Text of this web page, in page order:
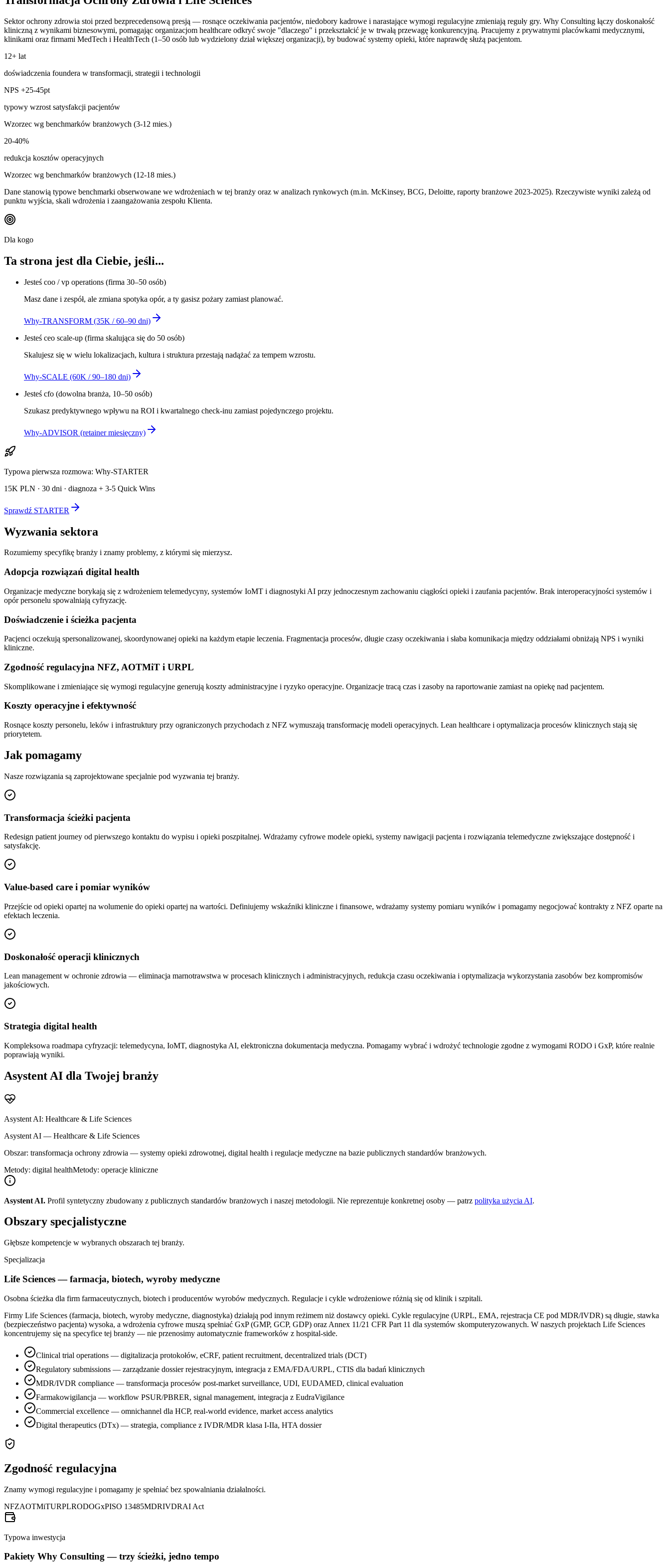
Sektor ochrony zdrowia stoi przed bezprecedensową presją — rosnące oczekiwania pacjentów, niedobory kadrowe i narastające wymogi regulacyjne zmieniają reguły gry. Why Consulting łączy doskonałość
kliniczną z wynikami biznesowymi, pomagając organizacjom healthcare odkryć swoje "dlaczego" i przekształcić je w trwałą przewagę konkurencyjną. Pracujemy z prywatnymi placówkami medycznymi,
klinikami oraz firmami MedTech i HealthTech (1–50 osób lub wydzielony dział większej organizacji), by budować systemy opieki, które naprawdę służą pacjentom.
12+ lat
doświadczenia foundera w transformacji, strategii i technologii
NPS +25-45pt
typowy wzrost satysfakcji pacjentów
Wzorzec wg benchmarków branżowych (3-12 mies.)
20-40%
redukcja kosztów operacyjnych
Wzorzec wg benchmarków branżowych (12-18 mies.)
Dane stanowią typowe benchmarki obserwowane we wdrożeniach w tej branży oraz w analizach rynkowych (m.in. McKinsey, BCG, Deloitte, raporty branżowe 2023-2025). Rzeczywiste wyniki zależą od
punktu wyjścia, skali wdrożenia i zaangażowania zespołu Klienta.
Dla kogo
Ta strona jest dla Ciebie, jeśli...
Jesteś coo / vp operations (firma 30–50 osób)
Masz dane i zespół, ale zmiana spotyka opór, a ty gasisz pożary zamiast planować.
Why-TRANSFORM (35K / 60–90 dni)
Jesteś ceo scale-up (firma skalująca się do 50 osób)
Skalujesz się w wielu lokalizacjach, kultura i struktura przestają nadążać za tempem wzrostu.
Why-SCALE (60K / 90–180 dni)
Jesteś cfo (dowolna branża, 10–50 osób)
Szukasz predyktywnego wpływu na ROI i kwartalnego check-inu zamiast pojedynczego projektu.
Why-ADVISOR (retainer miesięczny)
Typowa pierwsza rozmowa: Why-STARTER
15K PLN · 30 dni · diagnoza + 3-5 Quick Wins
Sprawdź STARTER
Wyzwania sektora
Rozumiemy specyfikę branży i znamy problemy, z którymi się mierzysz.
Adopcja rozwiązań digital health
Organizacje medyczne borykają się z wdrożeniem telemedycyny, systemów IoMT i diagnostyki AI przy jednoczesnym zachowaniu ciągłości opieki i zaufania pacjentów. Brak interoperacyjności systemów i
opór personelu spowalniają cyfryzację.
Doświadczenie i ścieżka pacjenta
Pacjenci oczekują spersonalizowanej, skoordynowanej opieki na każdym etapie leczenia. Fragmentacja procesów, długie czasy oczekiwania i słaba komunikacja między oddziałami obniżają NPS i wyniki
kliniczne.
Zgodność regulacyjna NFZ, AOTMiT i URPL
Skomplikowane i zmieniające się wymogi regulacyjne generują koszty administracyjne i ryzyko operacyjne. Organizacje tracą czas i zasoby na raportowanie zamiast na opiekę nad pacjentem.
Koszty operacyjne i efektywność
Rosnące koszty personelu, leków i infrastruktury przy ograniczonych przychodach z NFZ wymuszają transformację modeli operacyjnych. Lean healthcare i optymalizacja procesów klinicznych stają się
priorytetem.
Jak pomagamy
Nasze rozwiązania są zaprojektowane specjalnie pod wyzwania tej branży.
Transformacja ścieżki pacjenta
Redesign patient journey od pierwszego kontaktu do wypisu i opieki poszpitalnej. Wdrażamy cyfrowe modele opieki, systemy nawigacji pacjenta i rozwiązania telemedyczne zwiększające dostępność i
satysfakcję.
Value-based care i pomiar wyników
Przejście od opieki opartej na wolumenie do opieki opartej na wartości. Definiujemy wskaźniki kliniczne i finansowe, wdrażamy systemy pomiaru wyników i pomagamy negocjować kontrakty z NFZ oparte na
efektach leczenia.
Doskonałość operacji klinicznych
Lean management w ochronie zdrowia — eliminacja marnotrawstwa w procesach klinicznych i administracyjnych, redukcja czasu oczekiwania i optymalizacja wykorzystania zasobów bez kompromisów
jakościowych.
Strategia digital health
Kompleksowa roadmapa cyfryzacji: telemedycyna, IoMT, diagnostyka AI, elektroniczna dokumentacja medyczna. Pomagamy wybrać i wdrożyć technologie zgodne z wymogami RODO i GxP, które realnie
poprawiają wyniki.
Asystent AI dla Twojej branży
Asystent AI: Healthcare & Life Sciences
Asystent AI — Healthcare & Life Sciences
Obszar: transformacja ochrony zdrowia — systemy opieki zdrowotnej, digital health i regulacje medyczne na bazie publicznych standardów branżowych.
Metody: digital healthMetody: operacje kliniczne
Asystent AI. Profil syntetyczny zbudowany z publicznych standardów branżowych i naszej metodologii. Nie reprezentuje konkretnej osoby — patrz polityka użycia AI.
Obszary specjalistyczne
Głębsze kompetencje w wybranych obszarach tej branży.
Specjalizacja
Life Sciences — farmacja, biotech, wyroby medyczne
Osobna ścieżka dla firm farmaceutycznych, biotech i producentów wyrobów medycznych. Regulacje i cykle wdrożeniowe różnią się od klinik i szpitali.
Firmy Life Sciences (farmacja, biotech, wyroby medyczne, diagnostyka) działają pod innym reżimem niż dostawcy opieki. Cykle regulacyjne (URPL, EMA, rejestracja CE pod MDR/IVDR) są długie, stawka
(bezpieczeństwo pacjenta) wysoka, a wdrożenia cyfrowe muszą spełniać GxP (GMP, GCP, GDP) oraz Annex 11/21 CFR Part 11 dla systemów skomputeryzowanych. W naszych projektach Life Sciences
koncentrujemy się na specyfice tej branży — nie przenosimy automatycznie frameworków z hospital-side.
Clinical trial operations — digitalizacja protokołów, eCRF, patient recruitment, decentralized trials (DCT)
Regulatory submissions — zarządzanie dossier rejestracyjnym, integracja z EMA/FDA/URPL, CTIS dla badań klinicznych
MDR/IVDR compliance — transformacja procesów post-market surveillance, UDI, EUDAMED, clinical evaluation
Farmakowigilancja — workflow PSUR/PBRER, signal management, integracja z EudraVigilance
Commercial excellence — omnichannel dla HCP, real-world evidence, market access analytics
Digital therapeutics (DTx) — strategia, compliance z IVDR/MDR klasa I-IIa, HTA dossier
Zgodność regulacyjna
Znamy wymogi regulacyjne i pomagamy je spełniać bez spowalniania działalności.
NFZAOTMiTURPLRODOGxPISO 13485MDRIVDRAI Act
Typowa inwestycja
Pakiety Why Consulting — trzy ścieżki, jedno tempo